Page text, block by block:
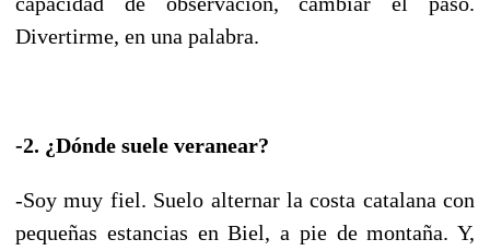
Divertirme, en una palabra.
-2. ¿Dónde suele veranear?
-Soy muy fiel. Suelo alternar la costa catalana con
pequeñas estancias en Biel, a pie de montaña. Y,